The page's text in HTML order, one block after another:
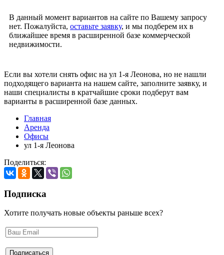
В данный момент вариантов на сайте по Вашему запросу
нет. Пожалуйста, оставьте заявку, и мы подберем их в
ближайшее время в расширенной базе коммерческой
недвижимости.
Если вы хотели снять офис на ул 1-я Леонова, но не нашли
подходящего варианта на нашем сайте, заполните заявку, и
наши специалисты в кратчайшие сроки подберут вам
варианты в расширенной базе данных.
Главная
Аренда
Офисы
ул 1-я Леонова
Поделиться:
Подписка
Хотите получать новые объекты раньше всех?